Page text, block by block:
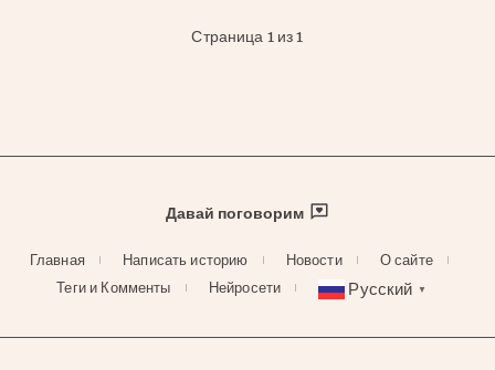
Страница 1 из 1
Давай поговорим
Главная Написать историю Новости
О сайте
Теги и Комменты
Нейросети Русский ▼